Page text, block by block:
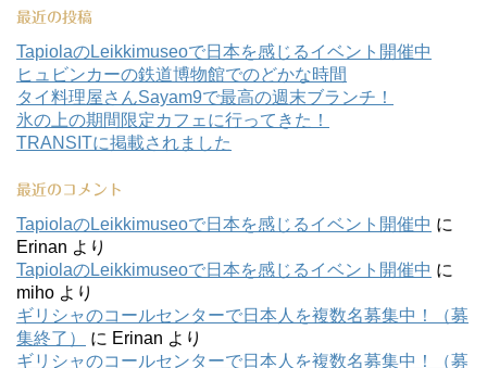
最近の投稿
TapiolaのLeikkimuseoで日本を感じるイベント開催中
ヒュビンカーの鉄道博物館でのどかな時間
タイ料理屋さんSayam9で最高の週末ブランチ！
氷の上の期間限定カフェに行ってきた！
TRANSITに掲載されました
最近のコメント
TapiolaのLeikkimuseoで日本を感じるイベント開催中 に
Erinan より
TapiolaのLeikkimuseoで日本を感じるイベント開催中 に
miho より
ギリシャのコールセンターで日本人を複数名募集中！（募
集終了）
に Erinan より
ギリシャのコールセンターで日本人を複数名募集中！（募